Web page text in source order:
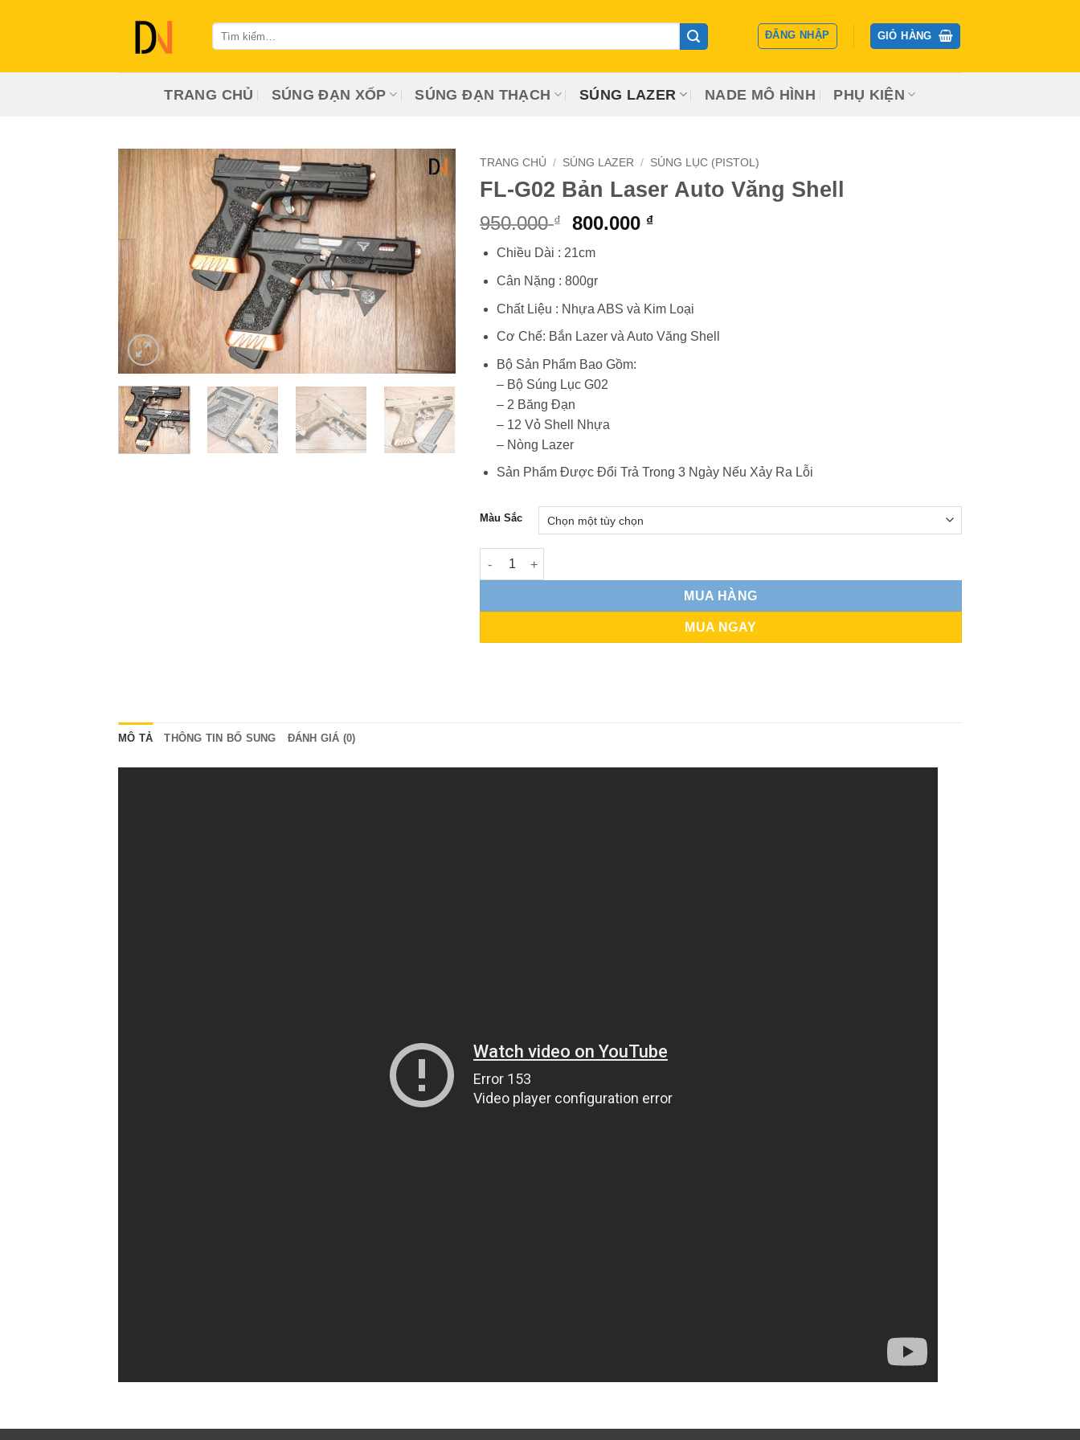
dung
Tìm
kiếm:
ĐĂNG NHẬP GIỎ HÀNG
TRANG CHỦ SÚNG ĐẠN XỐP SÚNG ĐẠN THẠCH SÚNG LAZER NADE MÔ HÌNH PHỤ KIỆN
TRANG CHỦ / SÚNG LAZER / SÚNG LỤC (PISTOL)
FL-G02 Bản Laser Auto Văng Shell
950.000₫
Giá
là:
950.000 ₫.
800.000 ₫Giá
800.000 ₫.
Chiều Dài : 21cm
Cân Nặng : 800gr
Chất Liệu : Nhựa ABS và Kim Loại
Cơ Chế: Bắn Lazer và Auto Văng Shell
Bộ Sản Phẩm Bao Gồm:
– Bộ Súng Lục G02
– 2 Băng Đạn
– 12 Vỏ Shell Nhựa
– Nòng Lazer
Sản Phẩm Được Đổi Trả Trong 3 Ngày Nếu Xảy Ra Lỗi
Màu Sắc
FL-G02 Bản Laser Auto Văng Shell số lượng
MUA HÀNG
MUA NGAY
MÔ TẢ THÔNG TIN BỔ SUNG ĐÁNH GIÁ (0)